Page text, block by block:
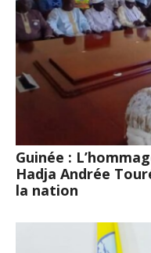
Guinée :
Hadja Andrée
la nation